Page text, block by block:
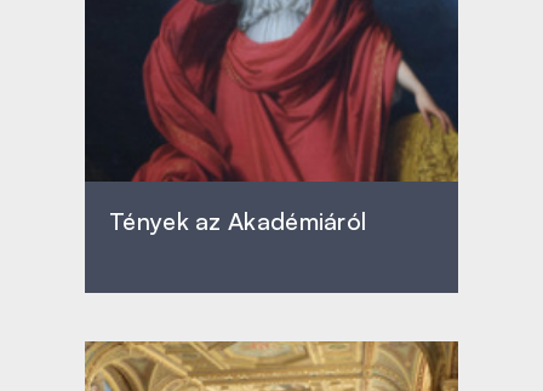
Tények az Akadémiáról